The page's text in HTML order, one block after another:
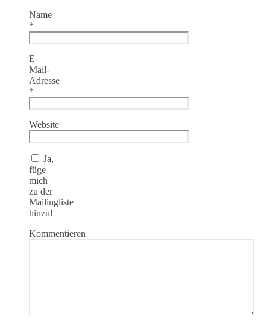
Name
*
E-
Mail-
Adresse
*
Website
Ja,
füge
mich
zu der
Mailingliste
hinzu!
Kommentieren